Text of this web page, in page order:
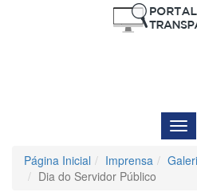
de
Página Inicial Imprensa
Dia do Servidor Público